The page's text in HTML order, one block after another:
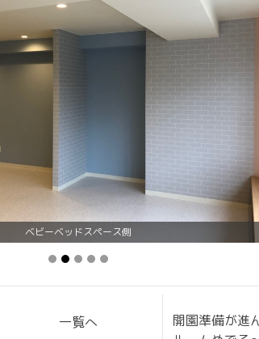
ベビーベッドスペース側
一覧へ
開園準備が